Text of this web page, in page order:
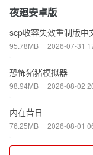
夜廻安卓版
scp收容失效重制版中
95.78MB 2026-07-31
恐怖猪猪模拟器
98.94MB 2026-08-02
内在昔日
76.25MB 2026-08-01